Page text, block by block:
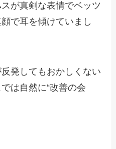
が真剣な表情でベッツ
で耳を傾けていまし
発してもおかしくない
は自然に“改善の会